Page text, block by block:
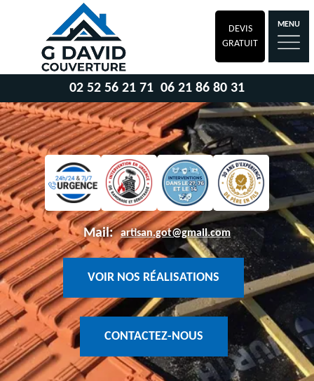
DEVIS
GRATUIT
MENU
02 52 56 21 71 06 21 86 80 31
Mail: artisan.got@gmail.com
VOIR NOS RÉALISATIONS
CONTACTEZ-NOUS